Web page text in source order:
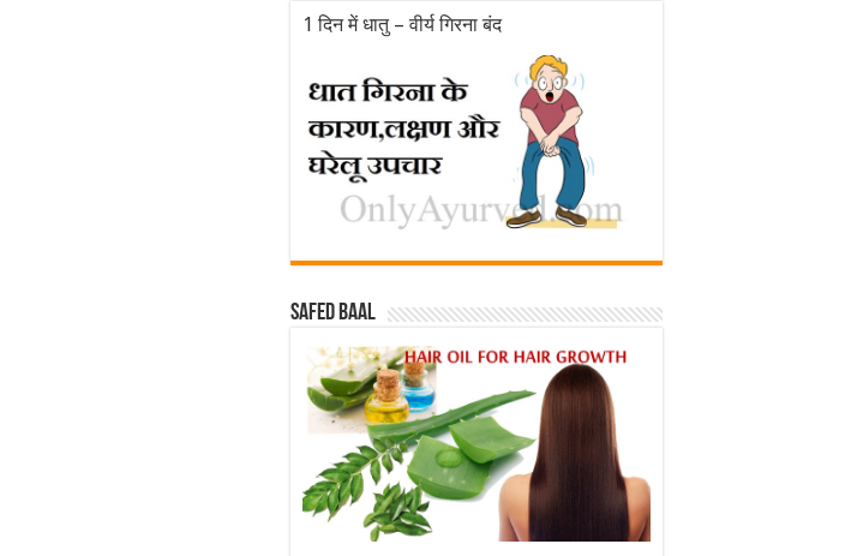
1 दिन में धातु – वीर्य गिरना बंद
Safed baal